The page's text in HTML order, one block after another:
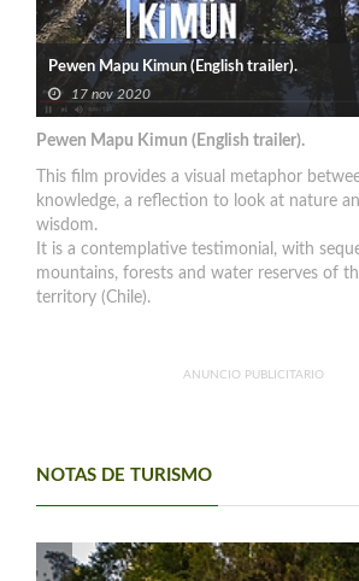
Pewen Mapu Kimun (English trailer).
17 nov 2020
Pewen Mapu Kimun (English trailer).
This film provides a visual metaphor
knowledge, a reflection to look at nature
wisdom.
It is a contemplative testimonial, with
mountains, forests and water reserves of
territory (Chile).
ANUNCIO PUBLICITARIO
NOTAS DE TURISMO